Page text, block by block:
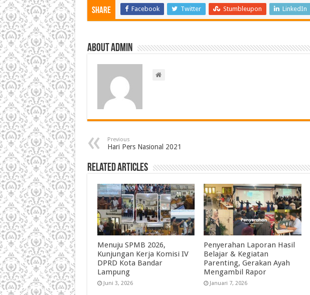
Share Facebook Twitter Stumbleupon LinkedIn
About admin
Previous
Hari Pers Nasional 2021
Related Articles
Menuju SPMB 2026,
Kunjungan Kerja Komisi IV
DPRD Kota Bandar
Lampung
Juni 3, 2026
Penyerahan Laporan Hasil
Belajar & Kegiatan
Parenting, Gerakan Ayah
Mengambil Rapor
Januari 7, 2026